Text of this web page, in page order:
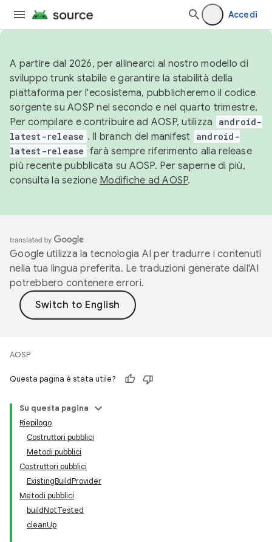
Accedi
A partire dal 2026, per allinearci al nostro modello di
sviluppo trunk stabile e garantire la stabilità della
piattaforma per l'ecosistema, pubblicheremo il codice
sorgente su AOSP nel secondo e nel quarto trimestre.
Per compilare e contribuire ad AOSP, utilizza
android-
latest-release . Il branch del manifest android-
latest-release farà sempre riferimento alla release
più recente pubblicata su AOSP. Per saperne di più,
consulta la sezione Modifiche ad AOSP.
Google utilizza la tecnologia AI per tradurre i contenuti
nella tua lingua preferita. Le traduzioni generate dall'AI
potrebbero contenere errori.
AOSP
Questa pagina è stata utile?
Su questa pagina
Riepilogo
Costruttori pubblici
Metodi pubblici
Costruttori pubblici
ExistingBuildProvider
Metodi pubblici
buildNotTested
cleanUp